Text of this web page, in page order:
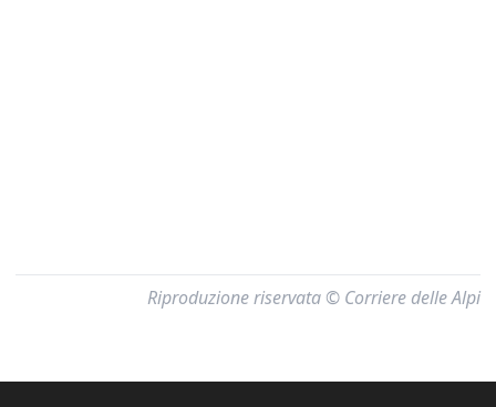
Riproduzione riservata © Corriere delle Alpi